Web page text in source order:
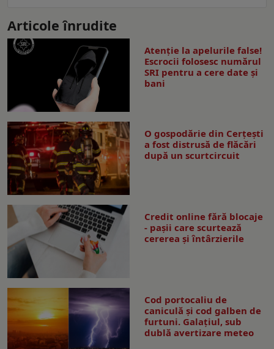
Articole înrudite
Atenție la apelurile false!
Escrocii folosesc numărul
SRI pentru a cere date și
bani
O gospodărie din Cerțești
a fost distrusă de flăcări
după un scurtcircuit
Credit online fără blocaje
- pașii care scurtează
cererea și întârzierile
Cod portocaliu de
caniculă și cod galben de
furtuni. Galațiul, sub
dublă avertizare meteo